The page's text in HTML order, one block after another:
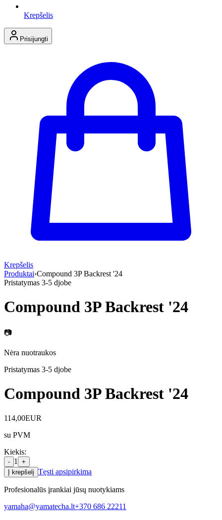
Krepšelis
Prisijungti
Krepšelis
Produktai›Compound 3P Backrest '24
Pristatymas 3-5 djobe
Compound 3P Backrest '24
📷
Nėra nuotraukos
Pristatymas 3-5 djobe
Compound 3P Backrest '24
114,00EUR
su PVM
Kiekis:
- 1
+
Į krepšelį Tęsti apsipirkimą
Profesionalūs įrankiai jūsų nuotykiams
yamaha@yamatecha.lt+370 686 22211